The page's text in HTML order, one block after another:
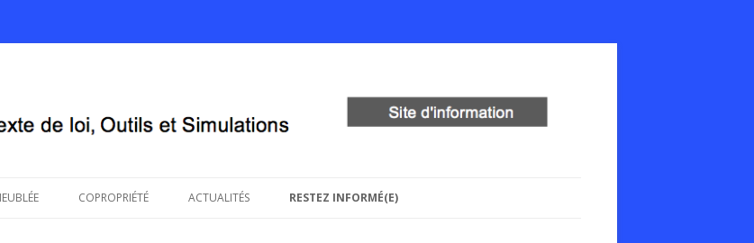
COPROPRIÉTÉ ACTUALITÉS RESTEZ INFORMÉ(E)